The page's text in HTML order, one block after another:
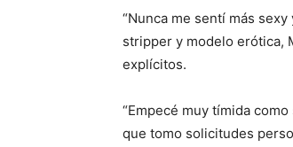
“Nunca me sentí más
stripper y modelo erótica,
explícitos.
“Empecé muy tímida
que tomo solicitudes